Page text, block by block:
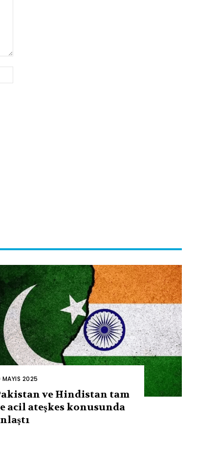
MAYIS 2025
ve Hindistan tam
acil ateşkes konusunda